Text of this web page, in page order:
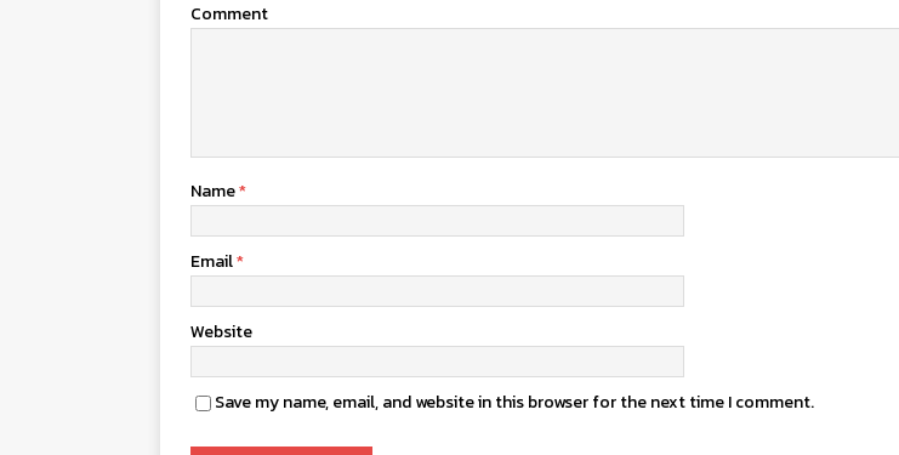
Comment
Name*
Email*
Website
Save my name, email, and website in this browser for the next time I comment.